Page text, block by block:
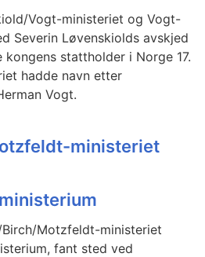
Vogt-ministeriet og Vogt-
Severin Løvenskiolds avskjed
kongens stattholder i Norge 17.
hadde navn etter
Vogt.
ministeriet
Motzfeldt-ministeriet
fant sted ved